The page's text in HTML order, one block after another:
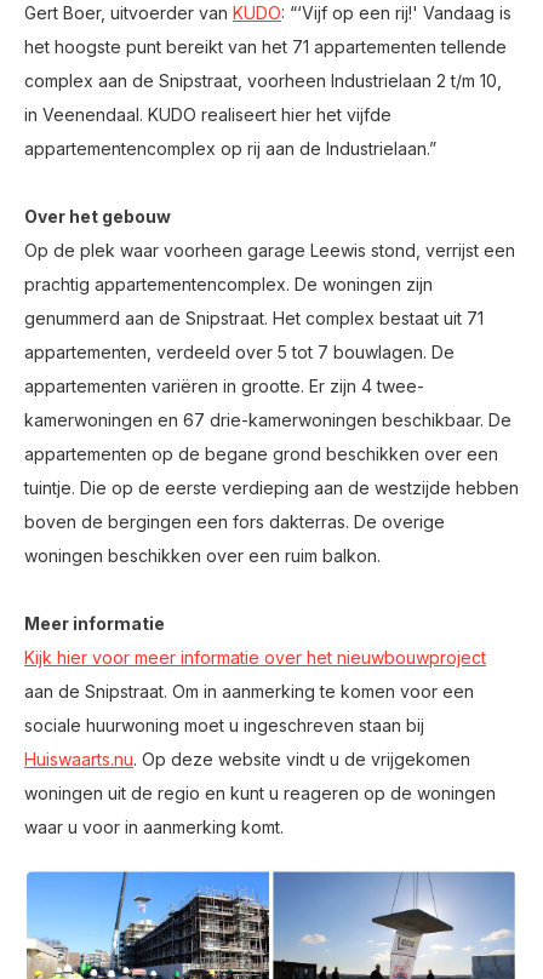
Gert Boer, uitvoerder van KUDO: “‘Vijf op een rij!' Vandaag is
het hoogste punt bereikt van het 71 appartementen tellende
complex aan de Snipstraat, voorheen Industrielaan 2 t/m 10,
in Veenendaal. KUDO realiseert hier het vijfde
appartementencomplex op rij aan de Industrielaan.”
Over het gebouw
Op de plek waar voorheen garage Leewis stond, verrijst een
prachtig appartementencomplex. De woningen zijn
genummerd aan de Snipstraat. Het complex bestaat uit 71
appartementen, verdeeld over 5 tot 7 bouwlagen. De
appartementen variëren in grootte. Er zijn 4 twee-
kamerwoningen en 67 drie-kamerwoningen beschikbaar. De
appartementen op de begane grond beschikken over een
tuintje. Die op de eerste verdieping aan de westzijde hebben
boven de bergingen een fors dakterras. De overige
woningen beschikken over een ruim balkon.
Meer informatie
Kijk hier voor meer informatie over het nieuwbouwproject
aan de Snipstraat. Om in aanmerking te komen voor een
sociale huurwoning moet u ingeschreven staan bij
Huiswaarts.nu. Op deze website vindt u de vrijgekomen
woningen uit de regio en kunt u reageren op de woningen
waar u voor in aanmerking komt.